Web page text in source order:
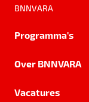
BNNVARA
Programma's
Over BNNVARA
Vacatures